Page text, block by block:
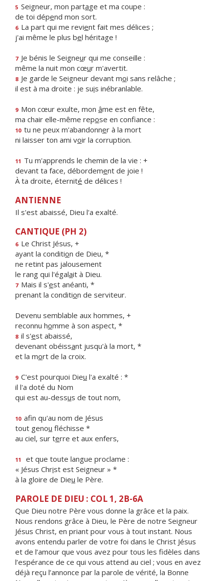
5 Seigneur, mon partage et ma coupe :
de toi dépend mon sort.
6 La part qui me revient fait mes délices ;
j'ai même le plus bel héritage !
7 Je bénis le Seigneur qui me conseille :
même la nuit mon cœur m'avertit.
8 Je garde le Seigneur devant moi sans relâche ;
il est à ma droite : je suis inébranlable.
9 Mon cœur exulte, mon âme est en fête,
ma chair elle-même repose en confiance :
10 tu ne peux m'abandonner à la mort
ni laisser ton ami voir la corruption.
11 Tu m'apprends le chemin de la vie : +
devant ta face, débordement de joie !
À ta droite, éternité de délices !
ANTIENNE
Il s'est abaissé, Dieu l'a exalté.
CANTIQUE (PH 2)
6 Le Christ Jésus, +
ayant la condition de Dieu, *
ne retint pas jalousement
le rang qui l'égalait à Dieu.
7 Mais il s'est anéanti, *
prenant la condition de serviteur.
Devenu semblable aux hommes, +
reconnu homme à son aspect, *
8 il s'est abaissé,
devenant obéissant jusqu'à la mort, *
et la mort de la croix.
9 C'est pourquoi Dieu l'a exalté : *
il l'a doté du Nom
qui est au-dessus de tout nom,
10 afin qu'au nom de Jésus
tout genou fléchisse *
au ciel, sur terre et aux enfers,
11
et que toute langue proclame :
« Jésus Christ est Seigneur » *
à la gloire de Dieu le Père.
PAROLE DE DIEU : COL 1, 2B-6A
Que Dieu notre Père vous donne la grâce et la paix.
Nous rendons grâce à Dieu, le Père de notre Seigneur
Jésus Christ, en priant pour vous à tout instant. Nous
avons entendu parler de votre foi dans le Christ Jésus
et de l’amour que vous avez pour tous les fidèles dans
l’espérance de ce qui vous attend au ciel ; vous en avez
déjà reçu l’annonce par la parole de vérité, la Bonne